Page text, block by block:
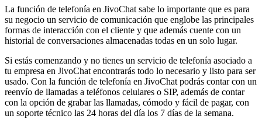
La función de telefonía en JivoChat sabe lo importante que es para
su negocio un servicio de comunicación que englobe las principales
formas de interacción con el cliente y que además cuente con un
historial de conversaciones almacenadas todas en un solo lugar.
Si estás comenzando y no tienes un servicio de telefonía asociado a
tu empresa en JivoChat encontrarás todo lo necesario y listo para ser
usado. Con la función de telefonía en JivoChat podrás contar con un
reenvío de llamadas a teléfonos celulares o SIP, además de contar
con la opción de grabar las llamadas, cómodo y fácil de pagar, con
un soporte técnico las 24 horas del día los 7 días de la semana.